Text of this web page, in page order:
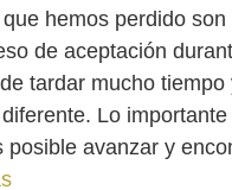
hemos perdido
de aceptación
tardar mucho
Lo
posible avanzar y